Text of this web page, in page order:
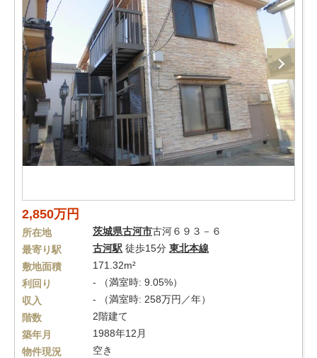
2,850万円
所在地 茨城県古河市古河６９３－６
最寄り駅
古河駅 徒歩15分 東北本線
敷地面積
171.32m²
利回り
- （満室時: 9.05%）
収入
- （満室時: 258万円／年）
階数
2階建て
築年月
1988年12月
物件現況
空き